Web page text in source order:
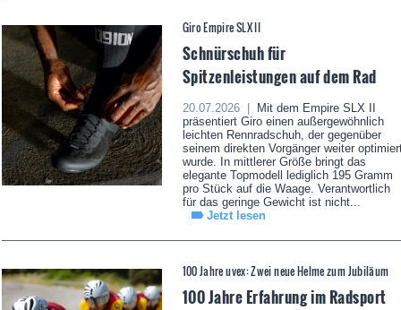
Giro Empire SLX II
Schnürschuh für
Spitzenleistungen auf dem Rad
20.07.2026 |
Mit dem Empire SLX II
präsentiert Giro einen außergewöhnlich
leichten Rennradschuh, der gegenüber
seinem direkten Vorgänger weiter
wurde. In mittlerer Größe bringt das
elegante Topmodell lediglich 195 Gramm
pro Stück auf die Waage. Verantwortlich
für das geringe Gewicht ist nicht...
Jetzt lesen
100 Jahre uvex: Zwei neue Helme zum Jubiläum
100 Jahre Erfahrung im Radsport